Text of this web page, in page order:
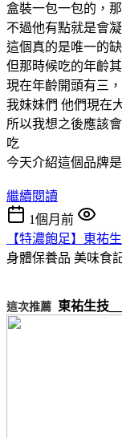
盒裝一包一包的，
不過他有點就是會
這個真的是唯一的
但那時候吃的年齡
現在年齡開頭有三
我妹妹們 他們現在
所以我想之後應該
吃
今天介紹這個品牌是
繼續閱讀
1個月前
【特濃飽足】東祐
身體保養品 美味食
這次推薦 東祐生技